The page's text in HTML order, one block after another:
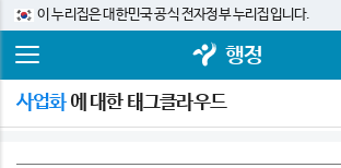
이 누리집은 대한민국 공식 전자정부 누리집입니다.
행정
사업화에 대한 태그클라우드